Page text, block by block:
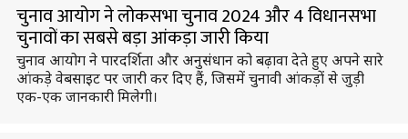
चुनाव आयोग ने लोकसभा चुनाव 2024 और 4 विधानसभा
चुनावों का सबसे बड़ा आंकड़ा जारी किया
चुनाव आयोग ने पारदर्शिता और अनुसंधान को बढ़ावा देते हुए अपने सारे
आंकड़े वेबसाइट पर जारी कर दिए हैं, जिसमें चुनावी आंकड़ों से जुड़ी
एक-एक जानकारी मिलेगी।